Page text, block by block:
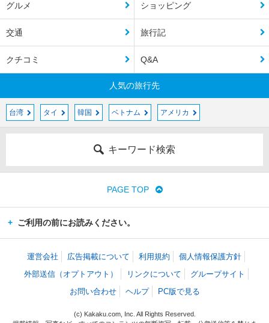
グルメ ショッピング
交通 旅行記
クチコミ Q&A
人気の旅行先
台湾 タイ 韓国 ベトナム アメリカ
キーワード検索
PAGE TOP
ご利用の前にお読みください。
運営会社 広告掲載について 利用規約
個人情報保護方針
外部送信（オプトアウト）
リンクについて
グループサイト
お問い合わせ
ヘルプ PC版で見る
(c) Kakaku.com, Inc. All Rights Reserved.